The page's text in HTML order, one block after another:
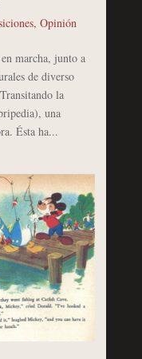
, Opinión
marcha, junto a
de diverso
la
una
Ésta ha...